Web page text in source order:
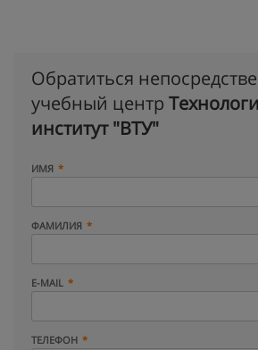
Обратиться
учебный центр
институт "ВТУ"
ИМЯ
ФАМИЛИЯ
E-MAIL
ТЕЛЕФОН